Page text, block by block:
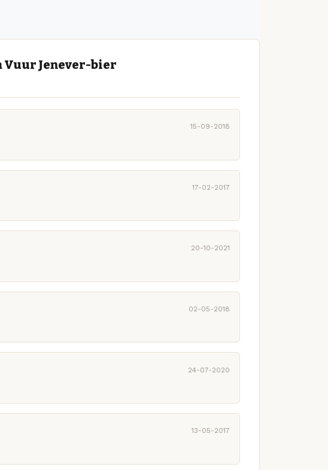
Vuur Jenever-bier
15-09-2018
17-02-2017
20-10-2021
02-05-2018
24-07-2020
13-05-2017